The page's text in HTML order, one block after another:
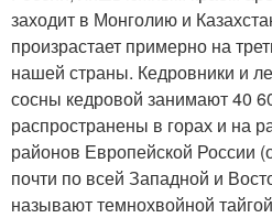
заходит в Монголию и
произрастает примерно на
нашей страны. Кедровники и
сосны кедровой занимают 40
распространены в горах и на
районов Европейской России
почти по всей Западной и
называют темнохвойной